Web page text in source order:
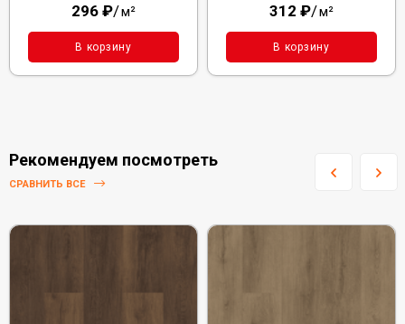
296 ₽/м²
В корзину
312 ₽/м²
В корзину
Рекомендуем посмотреть
СРАВНИТЬ ВСЕ